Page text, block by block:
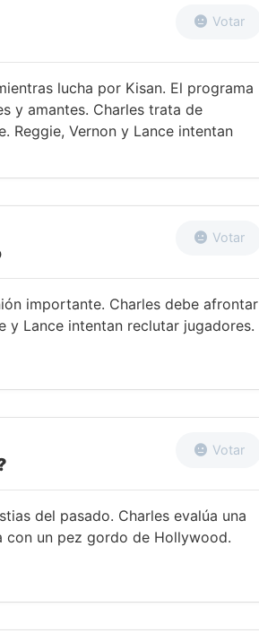
Votar
lucha por Kisan. El programa
y amantes. Charles trata de
Reggie, Vernon y Lance intentan
Votar
importante. Charles debe afrontar
y Lance intentan reclutar jugadores.
Votar
del pasado. Charles evalúa una
con un pez gordo de Hollywood.